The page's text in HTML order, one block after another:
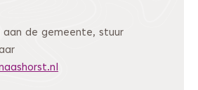
aan de gemeente, stuur